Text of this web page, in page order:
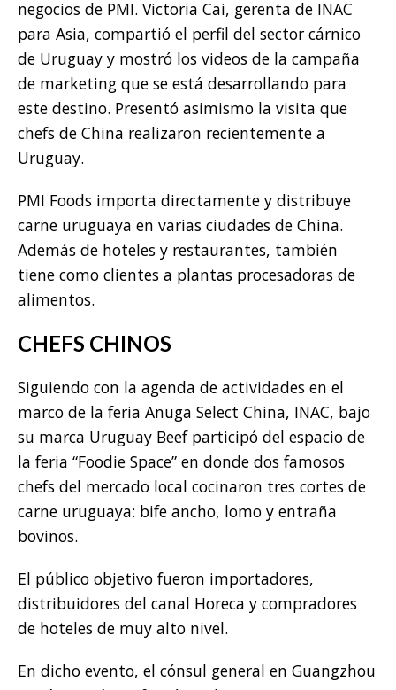
negocios de PMI. Victoria Cai, gerenta de INAC
para Asia, compartió el perfil del sector cárnico
de Uruguay y mostró los videos de la campaña
de marketing que se está desarrollando para
este destino. Presentó asimismo la visita que
chefs de China realizaron recientemente a
Uruguay.
PMI Foods importa directamente y distribuye
carne uruguaya en varias ciudades de China.
Además de hoteles y restaurantes, también
tiene como clientes a plantas procesadoras de
alimentos.
CHEFS CHINOS
Siguiendo con la agenda de actividades en el
marco de la feria Anuga Select China, INAC, bajo
su marca Uruguay Beef participó del espacio de
la feria “Foodie Space” en donde dos famosos
chefs del mercado local cocinaron tres cortes de
carne uruguaya: bife ancho, lomo y entraña
bovinos.
El público objetivo fueron importadores,
distribuidores del canal Horeca y compradores
de hoteles de muy alto nivel.
En dicho evento, el cónsul general en Guangzhou